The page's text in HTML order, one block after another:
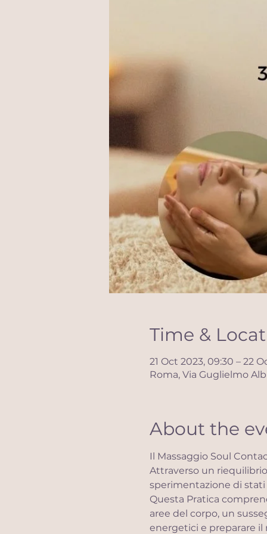
Time &
21 Oct 2023, 09:30 – 22
Roma, Via Guglielmo
About the
​Il Massaggio Soul
Attraverso un
sperimentazione di stati
Questa Pratica
aree del corpo, un
energetici e preparare il